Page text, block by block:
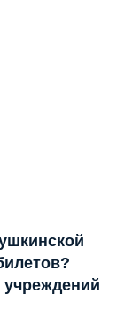
учреждений